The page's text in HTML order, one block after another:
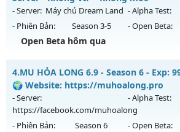
Mu mới ra tháng 08 2026 - Mở máy chủ
WCOINC THẢ GAvào 08h ngày 08/08/
Exp: 9999x - Drop: 80%
Thể loại: Mu Nguyên bản Webzen
Antihack: KHÔNG THỂ HACK
- Server: Máy chủ Dream Land - Alpha Test:
- Phiên Bản:
Season 3-5 - Open Beta:
Open Beta hôm qua
MUDREAM.NET - Hard Server • Không
Mu mới ra tháng 08 2026 - Mở máy chủ
Landvào 19h ngày 08/08/2626
Exp: 1x - Drop: 3%
4.MU HỎA LONG 6.9 - Season 6 - Exp:
🌍 Website: https://muhoalong.pro
- Server:
https://facebook.com/muhoalong
- Alpha Test:
- Phiên Bản: Season 6 - Open Beta: